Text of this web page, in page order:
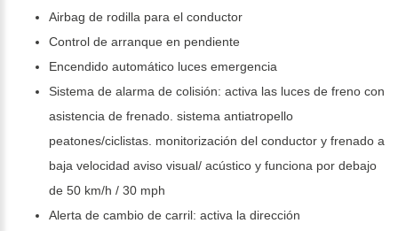
Airbag de rodilla para el conductor
Control de arranque en pendiente
Encendido automático luces emergencia
Sistema de alarma de colisión: activa las luces de freno con
asistencia de frenado. sistema antiatropello
peatones/ciclistas. monitorización del conductor y frenado a
baja velocidad aviso visual/ acústico y funciona por debajo
de 50 km/h / 30 mph
Alerta de cambio de carril: activa la dirección